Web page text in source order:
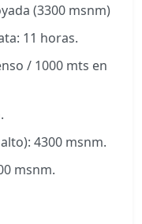
(3300 msnm)
11 horas.
/ 1000 mts en
4300 msnm.
msnm.